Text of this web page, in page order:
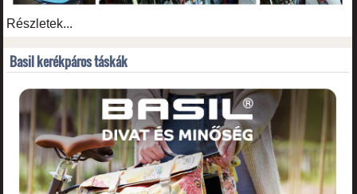
Részletek...
Basil kerékpáros táskák